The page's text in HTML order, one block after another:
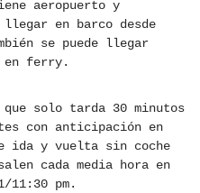
aeropuerto y
llegar en barco desde
se puede llegar
en ferry.
solo tarda 30 minutos
con anticipación en
ida y vuelta sin coche
cada media hora en
11:30 pm.